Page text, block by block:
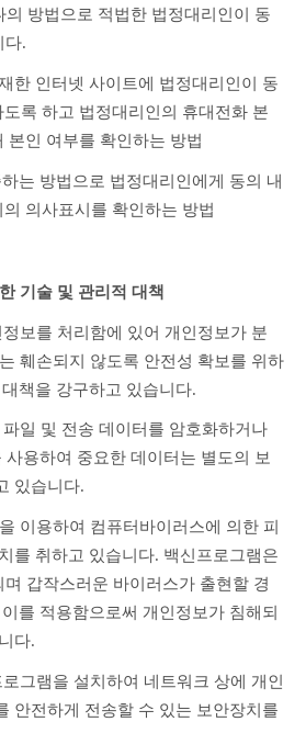
의 방법으로 적법한 법정대리인이 동
다.
한 인터넷 사이트에 법정대리인이 동
록 하고 법정대리인의 휴대전화 본
본인 여부를 확인하는 방법
는 방법으로 법정대리인에게 동의 내
의사표시를 확인하는 방법
기술 및 관리적 대책
보를 처리함에 있어 개인정보가 분
훼손되지 않도록 안전성 확보를 위하
책을 강구하고 있습니다.
일 및 전송 데이터를 암호화하거나
용하여 중요한 데이터는 별도의 보
있습니다.
이용하여 컴퓨터바이러스에 의한 피
를 취하고 있습니다. 백신프로그램은
갑작스러운 바이러스가 출현할 경
를 적용함으로써 개인정보가 침해되
다.
그램을 설치하여 네트워크 상에 개인
안전하게 전송할 수 있는 보안장치를